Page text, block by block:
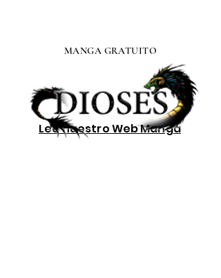
Lee nuestroWeb Manga
MANGA GRATUITO